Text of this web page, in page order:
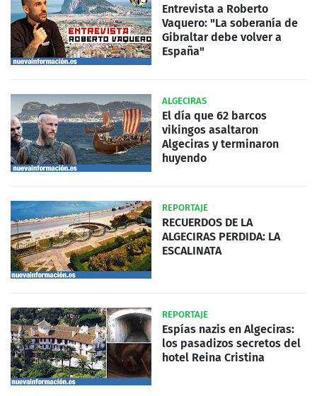
Entrevista a Roberto
Vaquero: "La soberanía de
Gibraltar debe volver a
España"
ALGECIRAS
El día que 62 barcos
vikingos asaltaron
Algeciras y terminaron
huyendo
REPORTAJE
RECUERDOS DE LA
ALGECIRAS PERDIDA: LA
ESCALINATA
REPORTAJE
Espías nazis en Algeciras:
los pasadizos secretos del
hotel Reina Cristina